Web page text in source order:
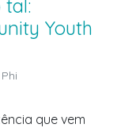
Youth
que vem